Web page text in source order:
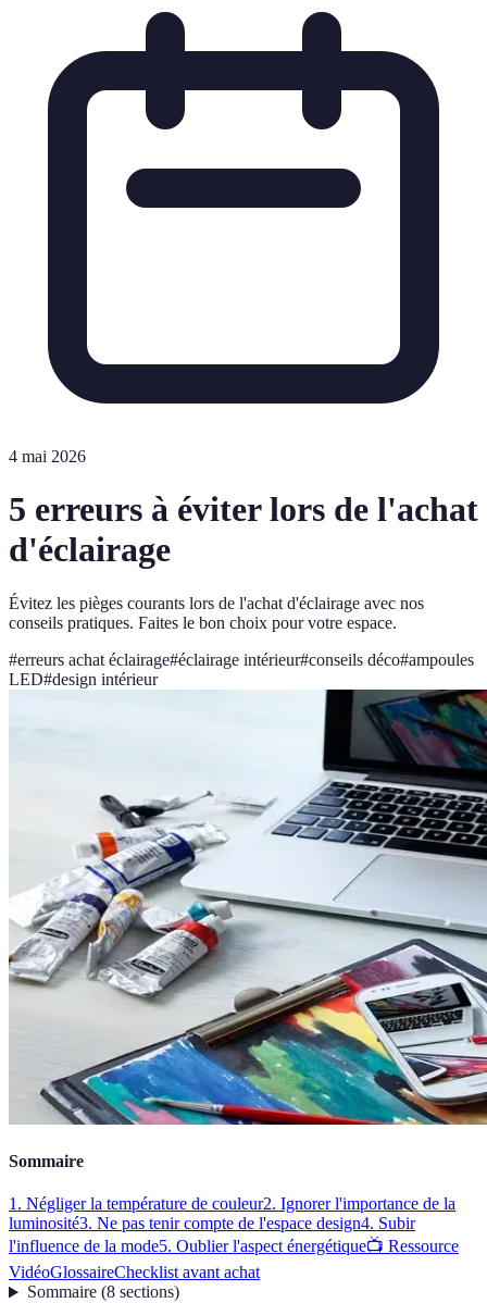
4 mai 2026
5 erreurs à éviter lors de l'achat
d'éclairage
Évitez les pièges courants lors de l'achat d'éclairage avec nos
conseils pratiques. Faites le bon choix pour votre espace.
#erreurs achat éclairage#éclairage intérieur#conseils déco#ampoules
LED#design intérieur
Sommaire
1. Négliger la température de couleur2. Ignorer l'importance de la
luminosité3. Ne pas tenir compte de l'espace design4. Subir
l'influence de la mode5. Oublier l'aspect énergétique📺 Ressource
VidéoGlossaireChecklist avant achat
Sommaire(8 sections)